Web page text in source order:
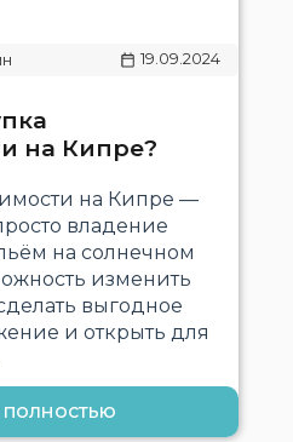
19.09.2024
на Кипре?
на Кипре —
владение
на солнечном
изменить
выгодное
и открыть для
полностью